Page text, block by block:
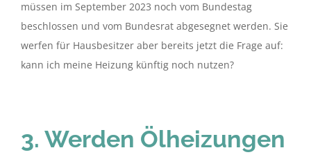
müssen im September 2023 noch vom Bundestag
beschlossen und vom Bundesrat abgesegnet werden. Sie
werfen für Hausbesitzer aber bereits jetzt die Frage auf:
kann ich meine Heizung künftig noch nutzen?
3. Werden Ölheizungen